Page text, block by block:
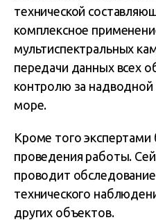
технической
комплексное
мультиспектральных
передачи данных всех
контролю за
море.
Кроме того
проведения работы.
проводит
технического
других объектов.